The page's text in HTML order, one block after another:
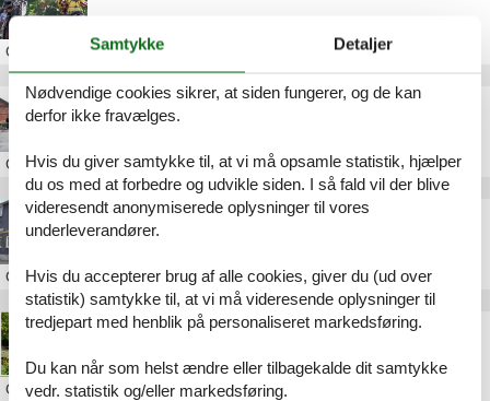
Om
Museumsbanen Maribo-Bandholm
OmLolland
Danmarks SukkerMuseum
OmNakskov
Peter Hansen's Have
OmNakskov
Samtykke Detaljer
Nødvendige cookies sikrer, at siden fungerer, og de kan
derfor ikke fravælges.
Hvis du giver samtykke til, at vi må opsamle statistik, hjælper
du os med at forbedre og udvikle siden. I så fald vil der blive
videresendt anonymiserede oplysninger til vores
underleverandører.
Hvis du accepterer brug af alle cookies, giver du (ud over
statistik) samtykke til, at vi må videresende oplysninger til
tredjepart med henblik på personaliseret markedsføring.
Du kan når som helst ændre eller tilbagekalde dit samtykke
vedr. statistik og/eller markedsføring.